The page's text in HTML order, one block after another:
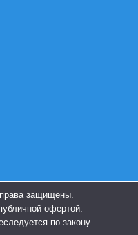
защищены.
офертой.
по закону